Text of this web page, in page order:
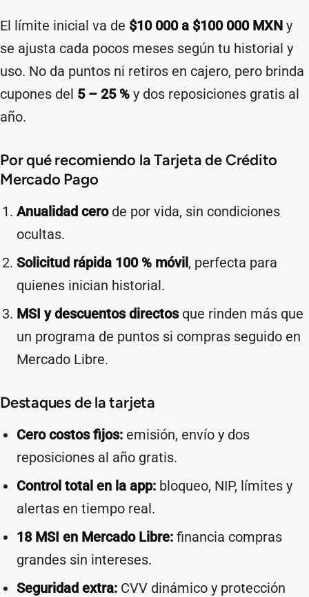
El límite inicial va de $10 000 a $100 000 MXN y
se ajusta cada pocos meses según tu historial y
uso. No da puntos ni retiros en cajero, pero brinda
cupones del 5 – 25 % y dos reposiciones gratis al
año.
Por qué recomiendo la Tarjeta de Crédito
Mercado Pago
Anualidad cerode por vida, sin condiciones
ocultas.
Solicitud rápida 100 % móvil, perfecta para
quienes inician historial.
MSI y descuentos directosque rinden más que
un programa de puntos si compras seguido en
Mercado Libre.
Destaques de la tarjeta
Cero costos fijos: emisión, envío y dos
reposiciones al año gratis.
Control total en la app: bloqueo, NIP, límites y
alertas en tiempo real.
18 MSI en Mercado Libre: financia compras
grandes sin intereses.
Seguridad extra: CVV dinámico y protección